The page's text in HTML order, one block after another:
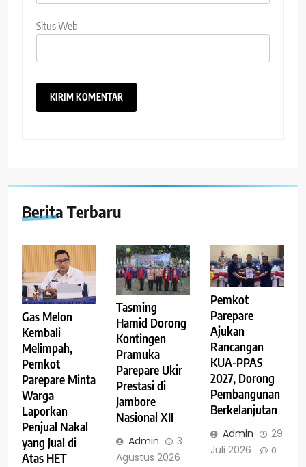
Situs Web
Berita Terbaru
Gas Melon
Kembali
Melimpah,
Pemkot
Parepare Minta
Warga
Laporkan
Penjual Nakal
yang Jual di
Atas HET
Tasming
Hamid Dorong
Kontingen
Pramuka
Parepare Ukir
Prestasi di
Jambore
Nasional XII
Admin
3
Agustus 2026
Pemkot
Parepare
Ajukan
Rancangan
KUA-PPAS
2027, Dorong
Pembangunan
Berkelanjutan
Admin
29
Juli 2026
0